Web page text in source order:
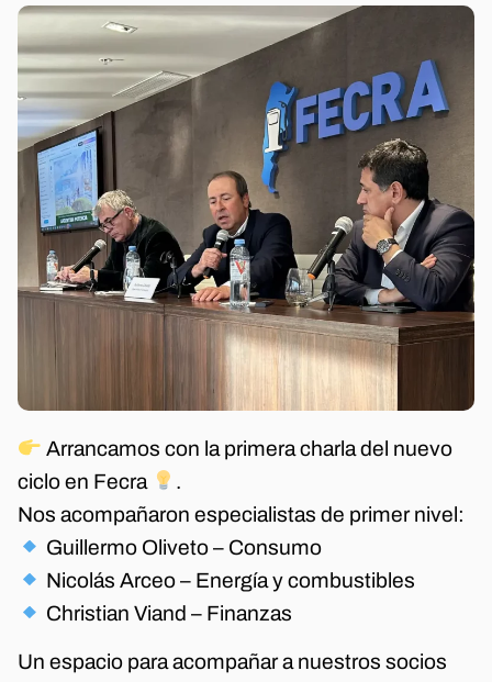
Arrancamos con la primera charla del nuevo
ciclo en Fecra
.
Nos acompañaron especialistas de primer nivel:
Guillermo Oliveto – Consumo
Nicolás Arceo – Energía y combustibles
Christian Viand – Finanzas
Un espacio para acompañar a nuestros socios